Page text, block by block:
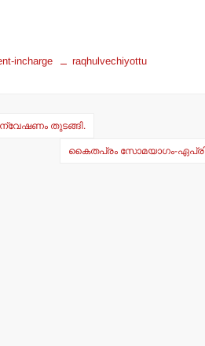
incharge raqhulvechiyottu
തുടങ്ങി.
കൈതപ്രം സോമയാഗം-